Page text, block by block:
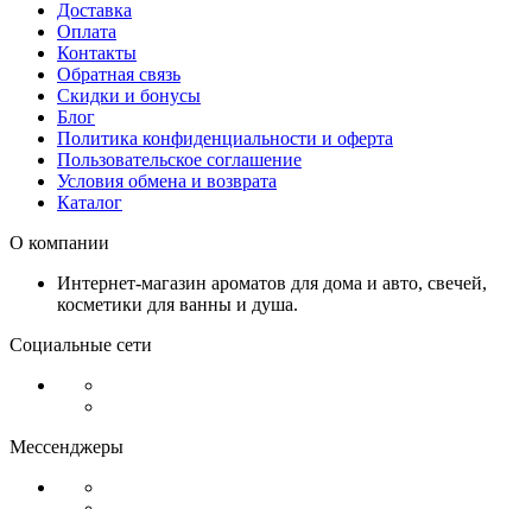
Доставка
Оплата
Контакты
Обратная связь
Скидки и бонусы
Блог
Политика конфиденциальности и оферта
Пользовательское соглашение
Условия обмена и возврата
Каталог
О компании
Интернет-магазин ароматов для дома и авто, свечей,
косметики для ванны и душа.
Социальные сети
Мессенджеры